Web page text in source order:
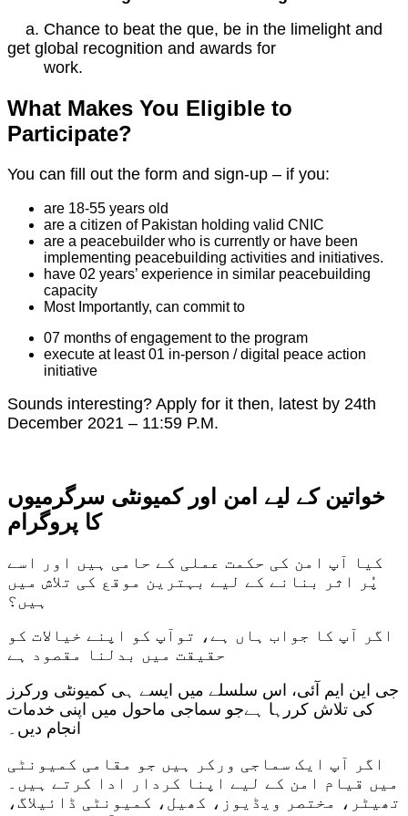
a. Chance to beat the que, be in the limelight and
get global recognition and awards for
work.
What Makes You Eligible to
Participate?
You can fill out the form and sign-up – if you:
are 18-55 years old
are a citizen of Pakistan holding valid CNIC
are a peacebuilder who is currently or have been
implementing peacebuilding activities and initiatives.
have 02 years’ experience in similar peacebuilding
capacity
Most Importantly, can commit to
07 months of engagement to the program
execute at least 01 in-person / digital peace action
initiative
Sounds interesting? Apply for it then, latest by 24th
December 2021 – 11:59 P.M.
خواتین کے لیے امن اور کمیونٹی سرگرمیوں
کا پروگرام
کیا آپ امن کی حکمت عملی کے حامی ہیں اور اسے
پُر اثر بنانے کے لیے بہترین موقع کی تلاش میں
ہیں؟
اگر آپ کا جواب ہاں ہے، توآپ کو اپنے خیالات کو
حقیقت میں بدلنا مقصود ہے
جی این ایم آئی، اس سلسلے میں ایسے ہی کمیونٹی ورکرز
کی تلاش کررہا ہےجو سماجی ماحول میں اپنی خدمات
انجام دیں۔
اگر آپ ایک سماجی ورکر ہیں جو مقامی کمیونٹی
میں قیام امن کے لیے اپنا کردار ادا کرتے ہیں۔
تھیٹر، مختصر ویڈیوز، کھیل، کمیونٹی ڈائیلاگ،